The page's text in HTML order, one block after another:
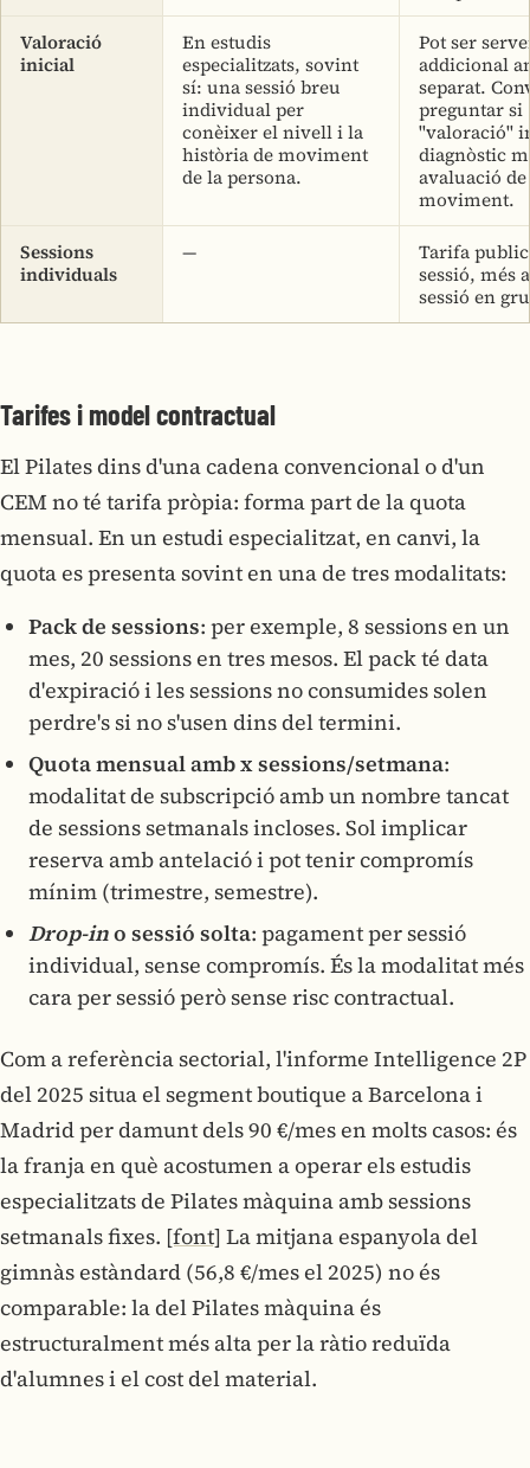
Valoració
inicial
En estudis
especialitzats, sovint
sí: una sessió breu
individual per
conèixer el nivell i la
història de moviment
de la persona.
Pot ser
addicional
separat.
preguntar si
"valoració"
diagnòstic
avaluació de
moviment.
Sessions
individuals
—
Tarifa
sessió, més
sessió en
Tarifes i model contractual
El Pilates dins d'una cadena convencional o d'un
CEM no té tarifa pròpia: forma part de la quota
mensual. En un estudi especialitzat, en canvi, la
quota es presenta sovint en una de tres modalitats:
Pack de sessions: per exemple, 8 sessions en un
mes, 20 sessions en tres mesos. El pack té data
d'expiració i les sessions no consumides solen
perdre's si no s'usen dins del termini.
Quota mensual amb x sessions/setmana:
modalitat de subscripció amb un nombre tancat
de sessions setmanals incloses. Sol implicar
reserva amb antelació i pot tenir compromís
mínim (trimestre, semestre).
Drop-ino sessió solta: pagament per sessió
individual, sense compromís. És la modalitat més
cara per sessió però sense risc contractual.
Com a referència sectorial, l'informe Intelligence 2P
del 2025 situa el segment boutique a Barcelona i
Madrid per damunt dels 90 €/mes en molts casos: és
la franja en què acostumen a operar els estudis
especialitzats de Pilates màquina amb sessions
setmanals fixes. [font] La mitjana espanyola del
gimnàs estàndard (56,8 €/mes el 2025) no és
comparable: la del Pilates màquina és
estructuralment més alta per la ràtio reduïda
d'alumnes i el cost del material.